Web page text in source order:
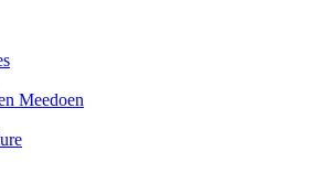
Meedoen